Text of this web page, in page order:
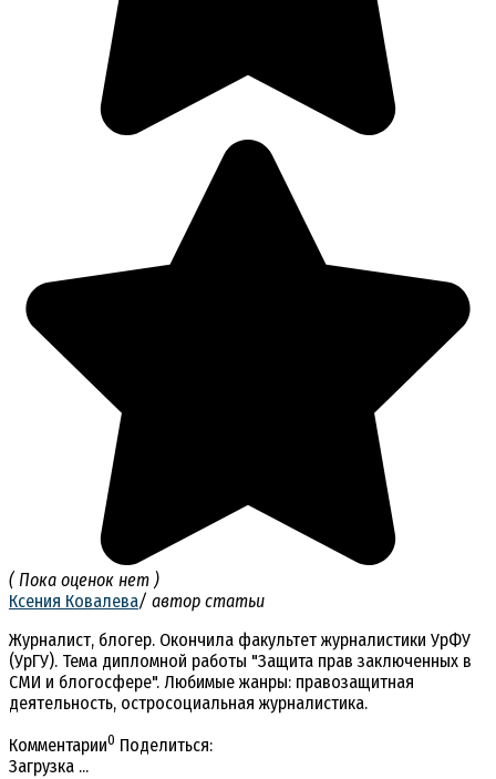
( Пока оценок нет )
Ксения Ковалева/ автор статьи
Журналист, блогер. Окончила факультет журналистики УрФУ
(УрГУ). Тема дипломной работы "Защита прав заключенных в
СМИ и блогосфере". Любимые жанры: правозащитная
деятельность, остросоциальная журналистика.
Комментарии0 Поделиться:
Загрузка ...